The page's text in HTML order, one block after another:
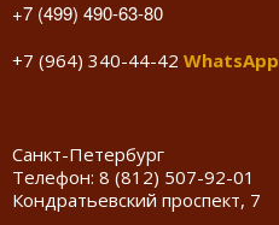
+7 (499) 490-63-80
+7 (964) 340-44-42 WhatsApp
Санкт-Петербург
Телефон: 8 (812) 507-92-01
Кондратьевский проспект, 7